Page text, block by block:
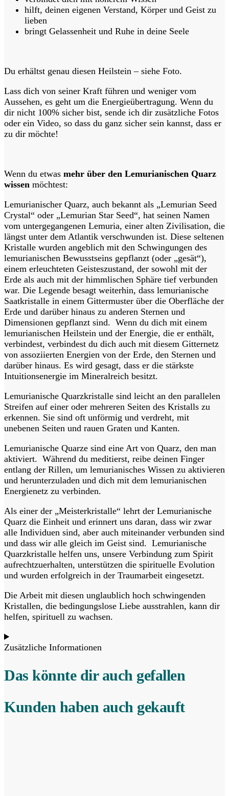
hilft, deinen eigenen Verstand, Körper und Geist zu
lieben
bringt Gelassenheit und Ruhe in deine Seele
Du erhältst genau diesen Heilstein – siehe Foto.
Lass dich von seiner Kraft führen und weniger vom
Aussehen, es geht um die Energieübertragung. Wenn du
dir nicht 100% sicher bist, sende ich dir zusätzliche Fotos
oder ein Video, so dass du ganz sicher sein kannst, dass er
zu dir möchte!
Wenn du etwas mehr über den Lemurianischen Quarz
wissen möchtest:
Lemurianischer Quarz, auch bekannt als „Lemurian Seed
Crystal“ oder „Lemurian Star Seed“, hat seinen Namen
vom untergegangenen Lemuria, einer alten Zivilisation, die
längst unter dem Atlantik verschwunden ist. Diese seltenen
Kristalle wurden angeblich mit den Schwingungen des
lemurianischen Bewusstseins gepflanzt (oder „gesät“),
einem erleuchteten Geisteszustand, der sowohl mit der
Erde als auch mit der himmlischen Sphäre tief verbunden
war. Die Legende besagt weiterhin, dass lemurianische
Saatkristalle in einem Gittermuster über die Oberfläche der
Erde und darüber hinaus zu anderen Sternen und
Dimensionen gepflanzt sind. Wenn du dich mit einem
lemurianischen Heilstein und der Energie, die er enthält,
verbindest, verbindest du dich auch mit diesem Gitternetz
von assoziierten Energien von der Erde, den Sternen und
darüber hinaus. Es wird gesagt, dass er die stärkste
Intuitionsenergie im Mineralreich besitzt.
Lemurianische Quarzkristalle sind leicht an den parallelen
Streifen auf einer oder mehreren Seiten des Kristalls zu
erkennen. Sie sind oft unförmig und verdreht, mit
unebenen Seiten und rauen Graten und Kanten.
Lemurianische Quarze sind eine Art von Quarz, den man
aktiviert. Während du meditierst, reibe deinen Finger
entlang der Rillen, um lemurianisches Wissen zu aktivieren
und herunterzuladen und dich mit dem lemurianischen
Energienetz zu verbinden.
Als einer der „Meisterkristalle“ lehrt der Lemurianische
Quarz die Einheit und erinnert uns daran, dass wir zwar
alle Individuen sind, aber auch miteinander verbunden sind
und dass wir alle gleich im Geist sind. Lemurianische
Quarzkristalle helfen uns, unsere Verbindung zum Spirit
aufrechtzuerhalten, unterstützen die spirituelle Evolution
und wurden erfolgreich in der Traumarbeit eingesetzt.
Die Arbeit mit diesen unglaublich hoch schwingenden
Kristallen, die bedingungslose Liebe ausstrahlen, kann dir
helfen, spirituell zu wachsen.
Zusätzliche Informationen
Das könnte dir auch gefallen
Kunden haben auch gekauft